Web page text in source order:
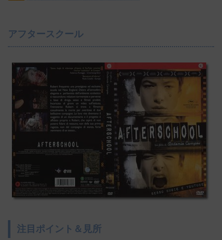
アフタースクール
注目ポイント＆見所